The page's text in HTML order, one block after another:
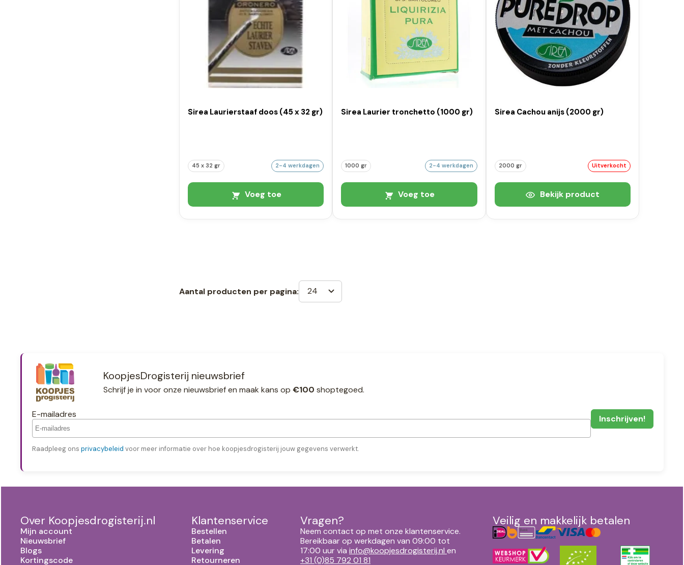
Sirea Laurierstaaf doos (45 x 32 gr)
45 x 32 gr 2-4 werkdagen
Voeg toe
Sirea Laurier tronchetto (1000 gr)
1000 gr 2-4 werkdagen
Voeg toe
Sirea Cachou anijs (2000 gr)
2000 gr Uitverkocht
Bekijk product
Aantal producten per pagina: 24
KoopjesDrogisterij nieuwsbrief
Schrijf je in voor onze nieuwsbrief en maak kans op €100 shoptegoed.
E-mailadres
Raadpleeg ons privacybeleid voor meer informatie over hoe koopjesdrogisterij jouw gegevens verwerkt.
Over Koopjesdrogisterij.nl
Mijn account
Nieuwsbrief
Blogs
Kortingscode
Klantenservice
Bestellen
Betalen
Levering
Retourneren
Vragen?
Neem contact op met onze klantenservice.
Bereikbaar op werkdagen van 09:00 tot
17:00 uur via info@koopjesdrogisterij.nl en
+31 (0)85 792 01 81
Veilig en makkelijk betalen